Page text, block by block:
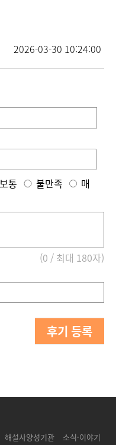
2026-03-30 10:24:00
보통 불만족
매
(0 / 최대 180자)
후기 등록
해설사양성기관
소식·이야기